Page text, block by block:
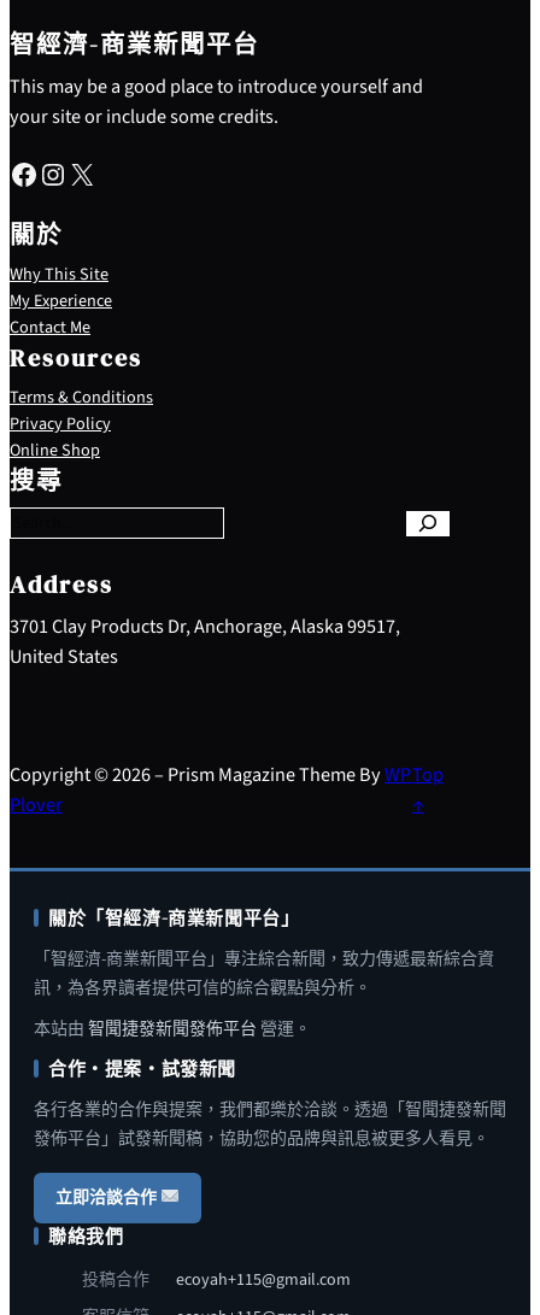
智經濟-商業新聞平台
This may be a good place to introduce yourself and
your site or include some credits.
Facebook Instagram X
關於
Why This Site
My Experience
Contact Me
Resources
Terms & Conditions
Privacy Policy
Online Shop
搜尋
S
e
a
c
h
Address
3701 Clay Products Dr, Anchorage, Alaska 99517,
United States
Copyright © 2026 – Prism Magazine Theme ByWP
Plover
Top
↑
關於「智經濟-商業新聞平台」
「智經濟-商業新聞平台」專注綜合新聞，致力傳遞最新綜合資
訊，為各界讀者提供可信的綜合觀點與分析。
本站由 智聞捷發新聞發佈平台 營運。
合作・提案・試發新聞
各行各業的合作與提案，我們都樂於洽談。透過「智聞捷發新聞
發佈平台」試發新聞稿，協助您的品牌與訊息被更多人看見。
立即洽談合作
聯絡我們
投稿合作
ecoyah+115@gmail.com